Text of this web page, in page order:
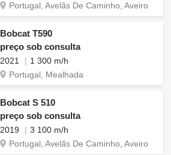
Portugal, Avelãs De Caminho, Aveiro
Bobcat T590
preço sob consulta
2021
1 300 m/h
Portugal, Mealhada
Bobcat S 510
preço sob consulta
2019
3 100 m/h
Portugal, Avelãs De Caminho, Aveiro